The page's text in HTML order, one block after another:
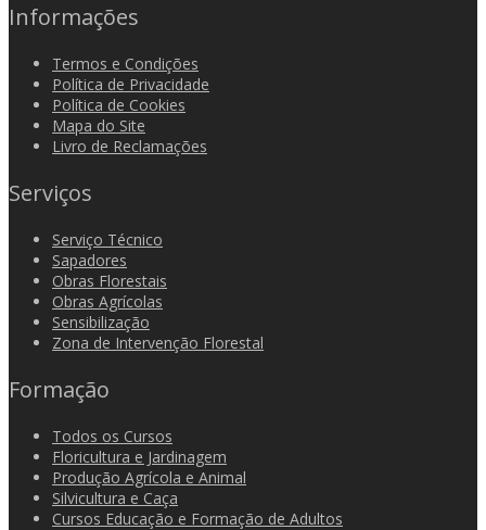
Informações
Termos e Condições
Política de Privacidade
Política de Cookies
Mapa do Site
Livro de Reclamações
Serviços
Serviço Técnico
Sapadores
Obras Florestais
Obras Agrícolas
Sensibilização
Zona de Intervenção Florestal
Formação
Todos os Cursos
Floricultura e Jardinagem
Produção Agrícola e Animal
Silvicultura e Caça
Cursos Educação e Formação de Adultos